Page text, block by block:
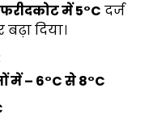
फरीदकोट में5°C दर्ज
दिया।
में– 6°Cसे8°C